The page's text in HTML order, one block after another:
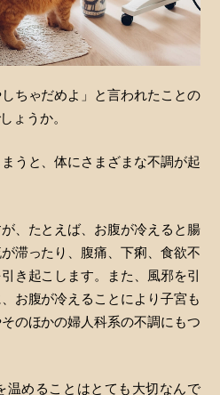
ちゃだめよ」と言われたことの
ょうか。
うと、体にさまざまな不調が起
、たとえば、お腹が冷えると腸
滞ったり、腹痛、下痢、食欲不
き起こします。また、風邪を引
お腹が冷えることにより子宮も
のほかの婦人科系の不調にもつ
温めることはとても大切なんで